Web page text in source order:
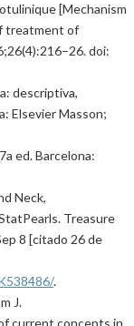
[Mechanism
treatment of
doi:
descriptiva,
Elsevier Masson;
ed. Barcelona:
Neck,
Treasure
8 [citado 26 de
.
J.
current concepts in